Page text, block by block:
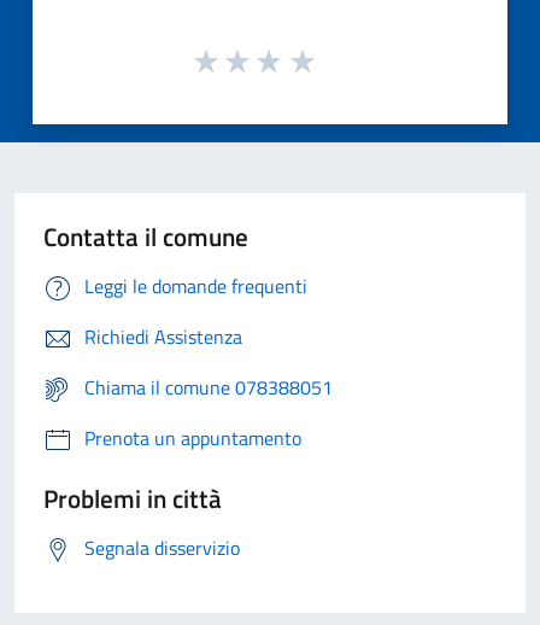
Contatta il comune
Leggi le domande frequenti
Richiedi Assistenza
Chiama il comune 078388051
Prenota un appuntamento
Problemi in città
Segnala disservizio